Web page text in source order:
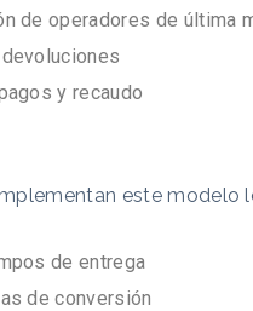
de operadores de última
y recaudo
este modelo
de entrega
de conversión